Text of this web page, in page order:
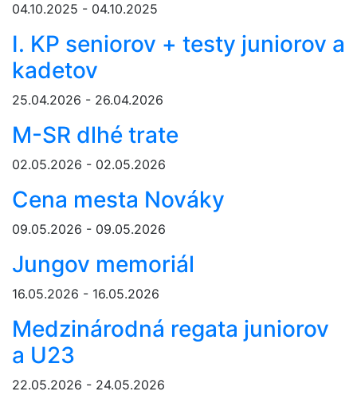
04.10.2025 - 04.10.2025
I. KP seniorov + testy juniorov a
kadetov
25.04.2026 - 26.04.2026
M-SR dlhé trate
02.05.2026 - 02.05.2026
Cena mesta Nováky
09.05.2026 - 09.05.2026
Jungov memoriál
16.05.2026 - 16.05.2026
Medzinárodná regata juniorov
a U23
22.05.2026 - 24.05.2026